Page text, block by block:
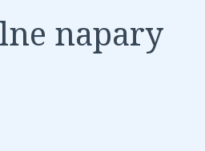
napary